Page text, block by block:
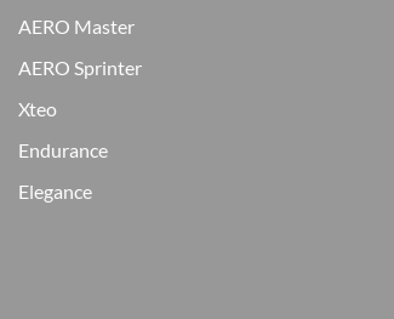
AERO Master
AERO Sprinter
Xteo
Endurance
Elegance